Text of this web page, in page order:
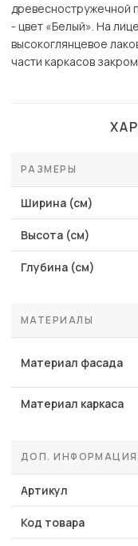
древесностружечной
- цвет «Белый». На
высокоглянцевое
части каркасов
РАЗМЕРЫ
Ширина (см)
Высота (см)
Глубина (см)
МАТЕРИАЛЫ
Материал фасада
Материал каркаса
ДОП. ИНФОРМАЦИЯ
Артикул
Код товара